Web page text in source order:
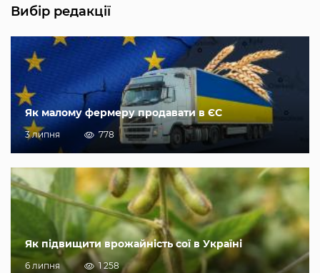
Вибір редакції
Як малому фермеру продавати в ЄС
3 липня 778
Як підвищити врожайність сої в Україні
6 липня 1 258